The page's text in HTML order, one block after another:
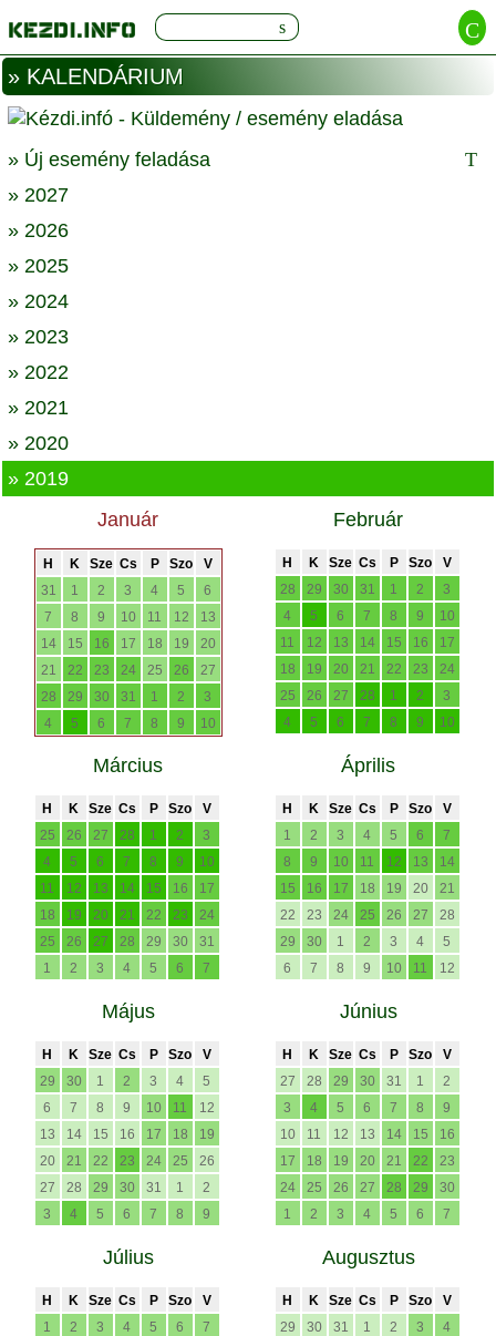
» KALENDÁRIUM
» Új esemény feladása
» 2027
» 2026
» 2025
» 2024
» 2023
» 2022
» 2021
» 2020
» 2019
Január
H K Sze Cs P Szo
V
31
1 2 3 4 5
6
7
8 9 10 11 12
13
14
15 16 17 18 19
20
21
22 23 24 25 26
27
28
29 30 31 1 2
3
4
5 6 7 8 9 10
Február
H K Sze Cs P Szo
V
28
29 30 31 1 2
3
4
5 6 7 8 9
10
11
12 13 14 15 16
17
18
19 20 21 22 23
24
25
26 27 28 1 2
3
4
5 6 7 8 9 10
Március
H K Sze Cs P Szo
V
25
26 27 28 1 2
3
4
5 6 7 8 9
10
11
12 13 14 15 16
17
18
19 20 21 22 23
24
25
26 27 28 29 30
31
1
2 3 4 5 6 7
Április
H K Sze Cs P Szo
V
1
2 3 4 5 6
7
8
9 10 11 12 13
14
15
16 17 18 19 20
21
22
23 24 25 26 27
28
29
30 1 2 3 4
5
6
7 8 9 10 11 12
Május
H K Sze Cs P Szo
V
29
30 1 2 3 4
5
6
7 8 9 10 11
12
13
14 15 16 17 18
19
20
21 22 23 24 25
26
27
28 29 30 31 1
2
3
4 5 6 7 8 9
Június
H K Sze Cs P Szo
V
27
28 29 30 31 1
2
3
4 5 6 7 8
9
10
11 12 13 14 15
16
17
18 19 20 21 22
23
24
25 26 27 28 29
30
1
2 3 4 5 6 7
Július
H K Sze Cs P Szo
V
1
2 3 4 5 6
7
Augusztus
H K Sze Cs P Szo
V
29
30 31 1 2 3
4